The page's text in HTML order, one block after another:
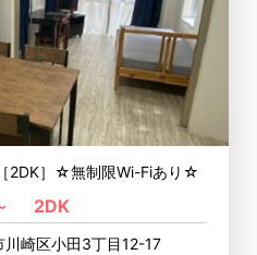
2DK］☆無制限Wi-Fiあり☆
2DK
川崎区小田3丁目12-17